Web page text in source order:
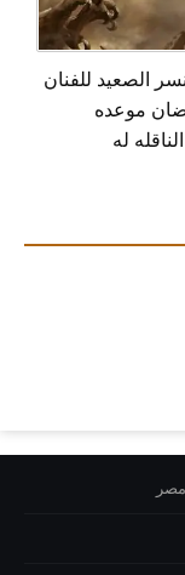
الصعيد للفنان
موعده
له